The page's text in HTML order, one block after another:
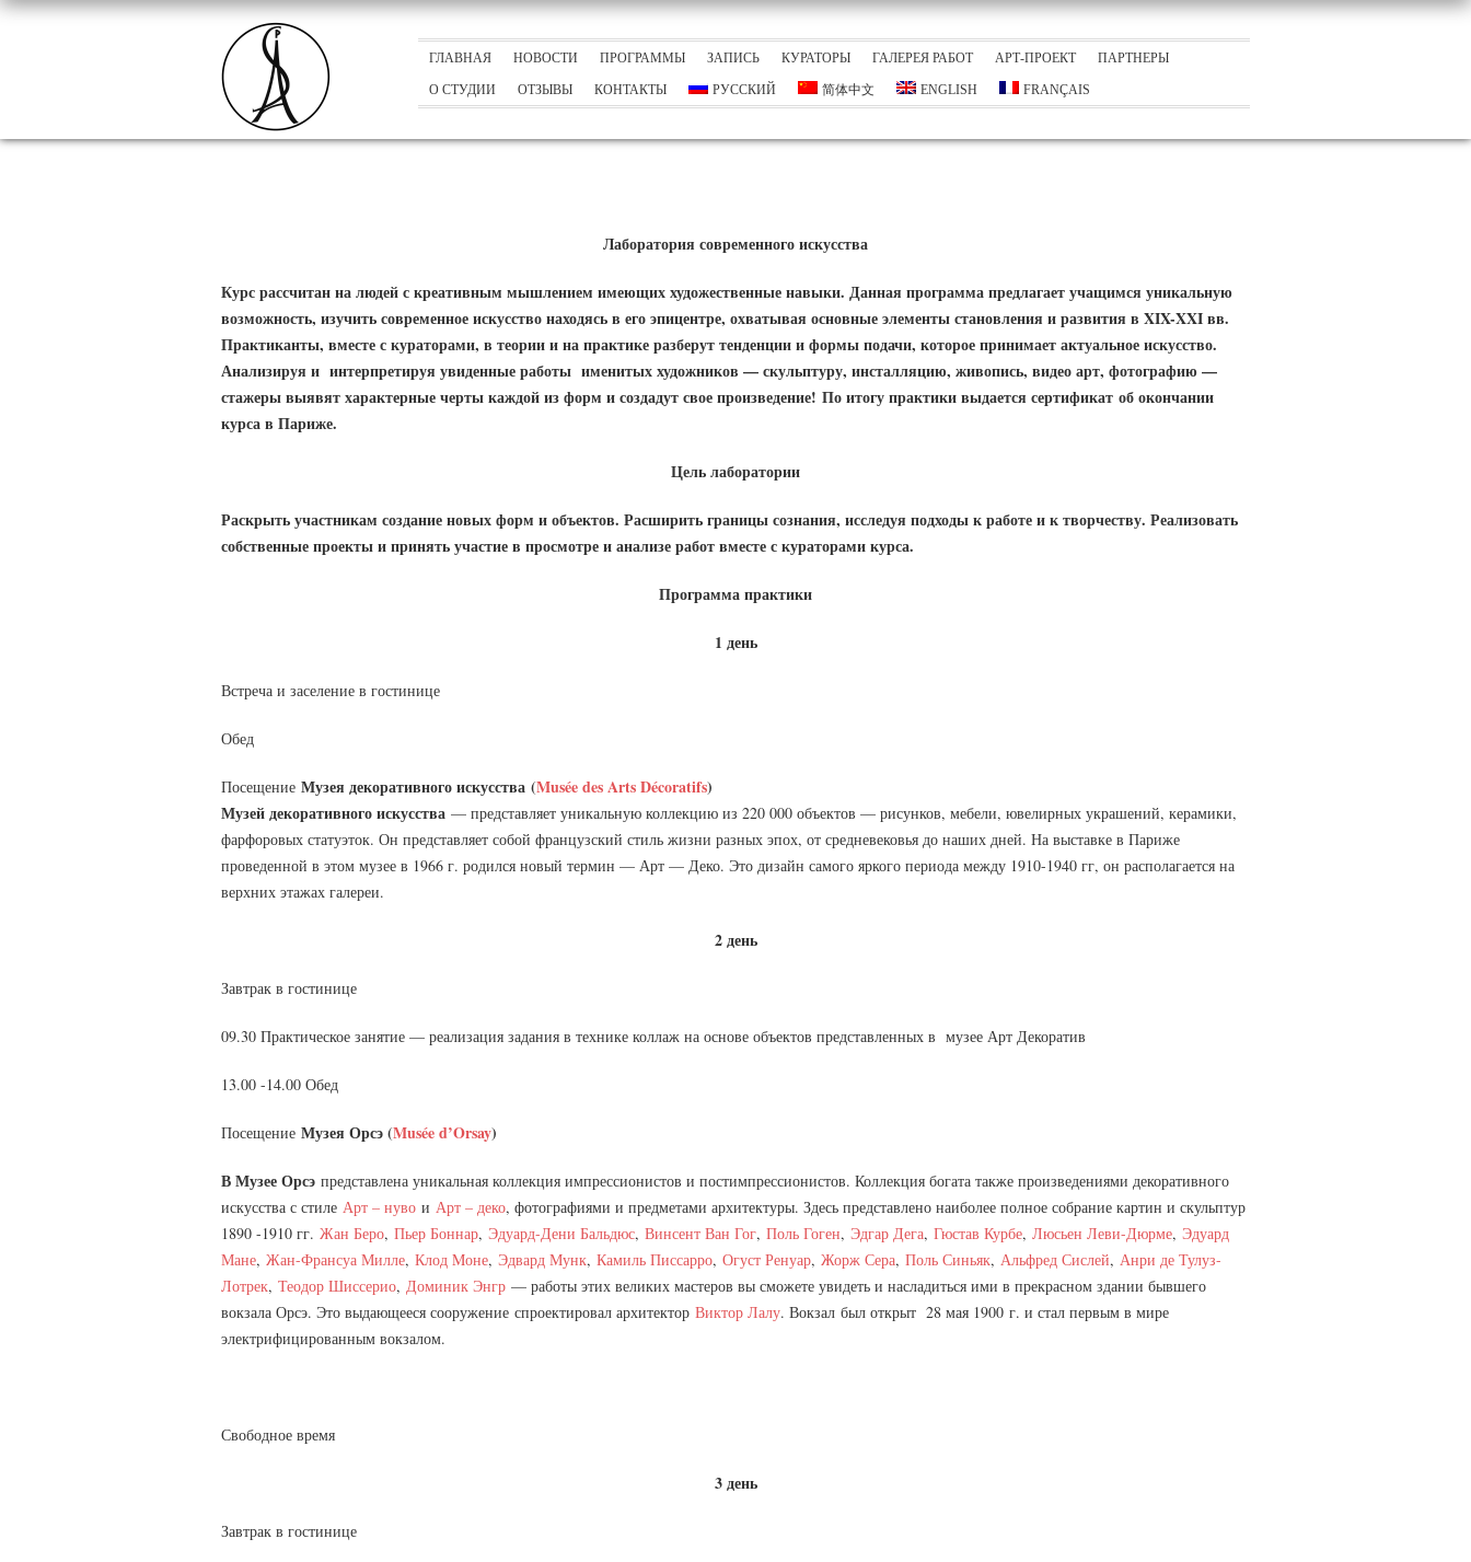
ГЛАВНАЯ НОВОСТИ ПРОГРАММЫ ЗАПИСЬ КУРАТОРЫ ГАЛЕРЕЯ РАБОТ АРТ-ПРОЕКТ ПАРТНЕРЫ
О СТУДИИ ОТЗЫВЫ КОНТАКТЫ РУССКИЙ 简体中文 ENGLISH FRANÇAIS
Лаборатория современного искусства
Курс рассчитан на людей с креативным мышлением имеющих художественные навыки. Данная программа предлагает учащимся уникальную
возможность, изучить современное искусство находясь в его эпицентре, охватывая основные элементы становления и развития в XIX-XXI вв.
Практиканты, вместе с кураторами, в теории и на практике разберут тенденции и формы подачи, которое принимает актуальное искусство.
Анализируя и интерпретируя увиденные работы именитых художников — скульптуру, инсталляцию, живопись, видео арт, фотографию —
стажеры выявят характерные черты каждой из форм и создадут свое произведение! По итогу практики выдается сертификат об окончании
курса в Париже.
Цель лаборатории
Раскрыть участникам создание новых форм и объектов. Расширить границы сознания, исследуя подходы к работе и к творчеству. Реализовать
собственные проекты и принять участие в просмотре и анализе работ вместе с кураторами курса.
Программа практики
1 день
Встреча и заселение в гостинице
Обед
Посещение Музея декоративного искусства (Musée des Arts Décoratifs)
Музей декоративного искусства — представляет уникальную коллекцию из 220 000 объектов — рисунков, мебели, ювелирных украшений, керамики,
фарфоровых статуэток. Он представляет собой французский стиль жизни разных эпох, от средневековья до наших дней. На выставке в Париже
проведенной в этом музее в 1966 г. родился новый термин — Арт — Деко. Это дизайн самого яркого периода между 1910-1940 гг, он располагается на
верхних этажах галереи.
2 день
Завтрак в гостинице
09.30 Практическое занятие — реализация задания в технике коллаж на основе объектов представленных в музее Арт Декоратив
13.00 -14.00 Обед
Посещение Музея Орсэ (Musée d’Orsay)
В Музее Орсэ представлена уникальная коллекция импрессионистов и постимпрессионистов. Коллекция богата также произведениями декоративного
искусства с стиле Арт – нуво и Арт – деко, фотографиями и предметами архитектуры. Здесь представлено наиболее полное собрание картин и скульптур
1890 -1910 гг. Жан Беро, Пьер Боннар, Эдуард-Дени Бальдюс, Винсент Ван Гог, Поль Гоген, Эдгар Дега, Гюстав Курбе, Люсьен Леви-Дюрме, Эдуард
Мане, Жан-Франсуа Милле, Клод Mоне, Эдвард Мунк, Камиль Писсарро, Огуст Ренуар, Жорж Сера, Поль Синьяк, Альфред Сислей, Анри де Тулуз-
Лотрек, Теодор Шиссерио, Доминик Энгр — работы этих великих мастеров вы сможете увидеть и насладиться ими в прекрасном здании бывшего
вокзала Орсэ. Это выдающееся сооружение спроектировал архитектор Виктор Лалу. Вокзал был открыт 28 мая 1900 г. и стал первым в мире
электрифицированным вокзалом.
Свободное время
3 день
Завтрак в гостинице